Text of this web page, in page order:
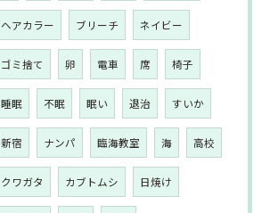
ヘアカラー ブリーチ ネイビー
ゴミ捨て 卵 電車 席 椅子
睡眠 不眠 眠い 退治 すいか
新宿 ナンパ 臨海教室 海 高校
クワガタ カブトムシ 日焼け